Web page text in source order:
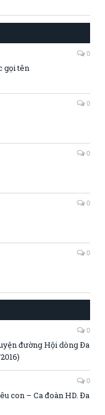
0
gọi tên
0
0
0
0
0
đường Hội dòng Đa
0
con – Ca đoàn HD. Đa